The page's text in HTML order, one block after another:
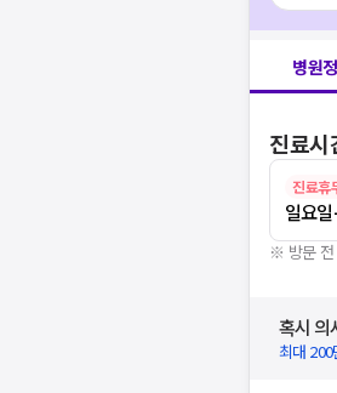
병원
진료시
진료휴
일요일
※ 방문 전
혹시 의
최대